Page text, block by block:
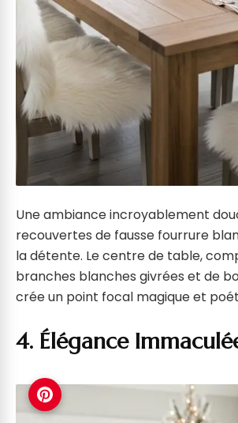
Une ambiance incroyablement
recouvertes de fausse fourrure
la détente. Le centre de table,
branches blanches givrées et de
crée un point focal magique et
4. Élégance